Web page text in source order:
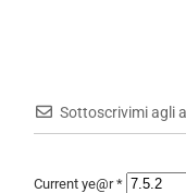
Sottoscrivimi agli
Current ye@r*